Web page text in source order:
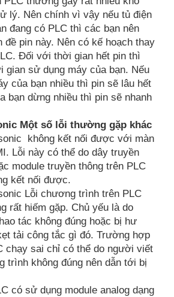
lý. Nên chính vì vậy nếu tủ điện
đang có PLC thì các bạn nên
đề pin này. Nên có kế hoạch thay
Đối với thời gian hết pin thì
gian sử dụng máy của bạn. Nếu
của bạn nhiều thì pin sẽ lâu hết
bạn dừng nhiều thì pin sẽ nhanh
Một số lỗi thường gặp khác
không kết nối được với màn
Lỗi này có thể do dây truyền
module truyền thông trên PLC
kết nối được.
Lỗi chương trình trên PLC
rất hiếm gặp. Chủ yếu là do
tác không đúng hoặc bị hư
tải công tắc gì đó. Trường hợp
chạy sai chỉ có thể do người viết
trình không đúng nên dẫn tới bị
có sử dụng module analog dạng